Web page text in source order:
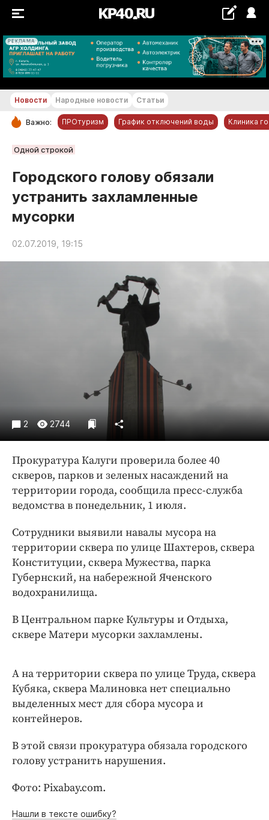
РЕКЛАМА
+20...+21 °С
РУБРИКИ
Новости компаний
Статьи
Народные новости
Авто и транспорт
Благоустройство
Недвижимость и ЖКХ
Происшествия
Спорт
Экономика и бизнес
ПРОЕКТЫ
Блоги
Издания
Интересное чтиво
Клиника года
Бренд года
Работодатель года
Новости Народные новости Статьи
Важно: ПРОтуризм График отключений воды Клиника
Одной строкой
Городского голову обязали
устранить захламленные
мусорки
02.07.2019, 19:15
2 2744
Прокуратура Калуги проверила более 40
скверов, парков и зеленых насаждений на
территории города, сообщила пресс-служба
ведомства в понедельник, 1 июля.
Сотрудники выявили навалы мусора на
территории сквера по улице Шахтеров, сквера
Конституции, сквера Мужества, парка
Губернский, на набережной Яченского
водохранилища.
В Центральном парке Культуры и Отдыха,
сквере Матери мусорки захламлены.
А на территории сквера по улице Труда, сквера
Кубяка, сквера Малиновка нет специально
выделенных мест для сбора мусора и
контейнеров.
В этой связи прокуратура обязала городского
голову устранить нарушения.
Фото: Pixabay.com.
Нашли в тексте ошибку?